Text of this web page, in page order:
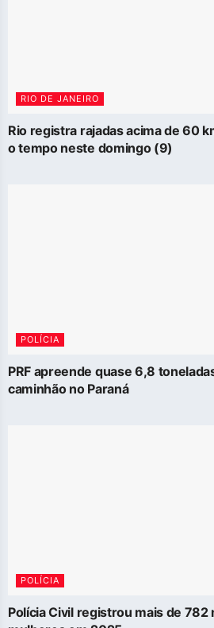
RIO DE JANEIRO
Rio registra rajadas acima de 60
o tempo neste domingo (9)
POLÍCIA
PRF apreende quase 6,8
caminhão no Paraná
POLÍCIA
Polícia Civil registrou mais de